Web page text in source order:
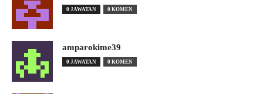
0 JAWATAN 0 KOMEN
amparokime39
0 JAWATAN 0 KOMEN